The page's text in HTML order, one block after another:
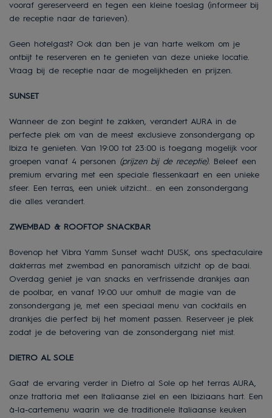
vooraf gereserveerd en tegen een kleine toeslag (informeer bij
de receptie naar de tarieven).
Geen hotelgast? Ook dan ben je van harte welkom om je
ontbijt te reserveren en te genieten van deze unieke locatie.
Vraag bij de receptie naar de mogelijkheden en prijzen.
SUNSET
Wanneer de zon begint te zakken, verandert AURA in de
perfecte plek om van de meest exclusieve zonsondergang op
Ibiza te genieten. Van 19:00 tot 23:00 is toegang mogelijk voor
groepen vanaf 4 personen (prijzen bij de receptie). Beleef een
premium ervaring met een speciale flessenkaart en een unieke
sfeer. Een terras, een uniek uitzicht... en een zonsondergang
die alles verandert.
ZWEMBAD & ROOFTOP SNACKBAR
Bovenop het Vibra Yamm Sunset wacht DUSK, ons spectaculaire
dakterras met zwembad en panoramisch uitzicht op de baai.
Overdag geniet je van snacks en verfrissende drankjes aan
de poolbar, en vanaf 19:00 uur omhult de magie van de
zonsondergang je, met een speciaal menu van cocktails en
drankjes die perfect bij het moment passen. Reserveer je plek
zodat je de betovering van de zonsondergang niet mist.
DIETRO AL SOLE
Gaat de ervaring verder in Dietro al Sole op het terras AURA,
onze trattoria met een Italiaanse ziel en een Ibiziaans hart. Een
à-la-cartemenu waarin we de traditionele Italiaanse keuken